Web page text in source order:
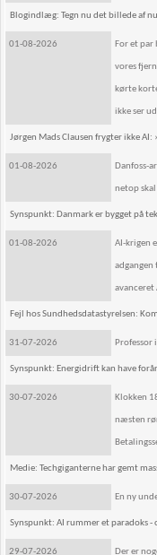
Blogindlæg: Tegn nu det billede af
01-08-2026 For et
vores
kørte
ikke ser
Jørgen Mads Clausen frygter ikke
01-08-2026 Danfoss-
netop
Synspunkt: Danmark er bygget på
01-08-2026 AI-krigen
adgangen
avanceret
Fejl hos Sundhedsdatastyrelsen:
31-07-2026 Professor
Synspunkt: Energidrift kan have
30-07-2026 Klokken
næsten
Medie: Techgiganterne har gemt
30-07-2026 En ny
Synspunkt: AI rummer et paradoks
29-07-2026 Der er